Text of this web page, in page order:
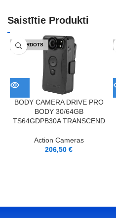
Saistītie Produkti
IZPĀRDOTS
BODY CAMERA DRIVE PRO
BODY 30/64GB
TS64GDPB30A TRANSCEND
Action Cameras
206,50€